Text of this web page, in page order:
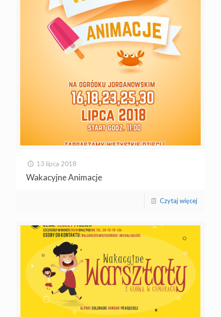
13 lipca 2018
Wakacyjne Animacje
Czytaj więcej